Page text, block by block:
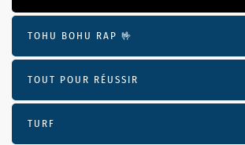
TOHU BOHU RAP 🤟
TOUT POUR RÉUSSIR
TURF